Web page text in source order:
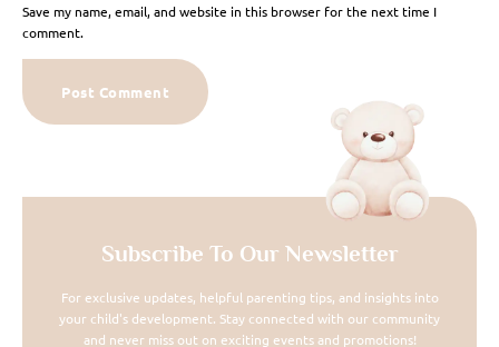
Save my name, email, and website in this browser for the next time I
comment.
Subscribe To Our Newsletter
For exclusive updates, helpful parenting tips, and insights into
your child's development. Stay connected with our community
and never miss out on exciting events and promotions!